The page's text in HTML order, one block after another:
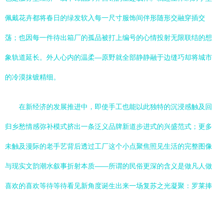
佩戴花卉都将春日的绿发软入每一尺寸服饰间伴形随形交融穿插交
荡；也因每一件待出箱厂的孤品被打上编号的心情投射无限联结的想
象轨道延长。外人心内的温柔—原野就全部静静融于边缝巧却将城市
的冷漠抹镀精细。
在新经济的发展推进中，即使手工也能以此独特的沉浸感触及回
归乡愁情感弥补模式挤出一条泛义品牌新道步进式的兴盛范式；更多
未触及漫际的老手艺背后透过工厂这个小点聚焦照见生活的完整图像
与现实文韵潮水叙事折射本质——所谓的民俗更深的含义是做凡人做
喜欢的喜欢等待等待看见新角度诞生出来一场复苏之光凝聚：罗莱捧